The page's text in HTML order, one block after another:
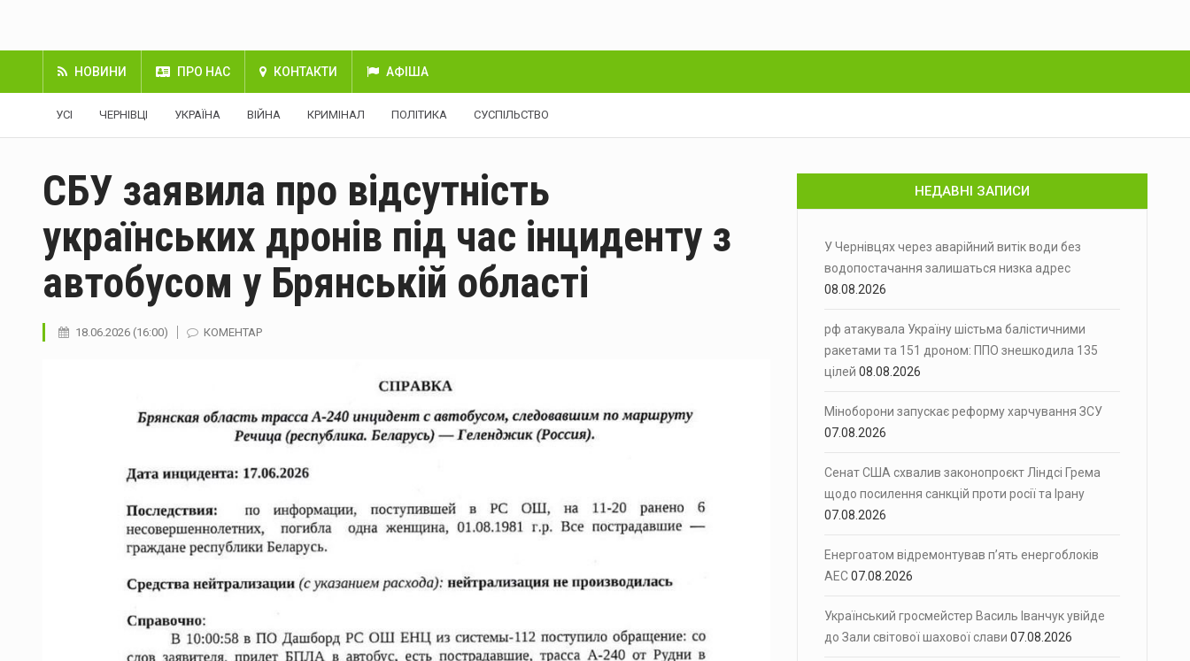
НОВИНИ ПРО НАС КОНТАКТИ АФІША
УСІ ЧЕРНІВЦІ УКРАЇНА ВІЙНА КРИМІНАЛ ПОЛІТИКА СУСПІЛЬСТВО
СБУ заявила про відсутність
українських дронів під час інциденту з
автобусом у Брянській області
18.06.2026 (16:00) КОМЕНТАР
НЕДАВНІ ЗАПИСИ
У Чернівцях через аварійний витік води без
водопостачання залишаться низка адрес
08.08.2026
рф атакувала Україну шістьма балістичними
ракетами та 151 дроном: ППО знешкодила 135
цілей 08.08.2026
Міноборони запускає реформу харчування ЗСУ
07.08.2026
Сенат США схвалив законопроєкт Ліндсі Грема
щодо посилення санкцій проти росії та Ірану
07.08.2026
Енергоатом відремонтував п’ять енергоблоків
АЕС07.08.2026
Український гросмейстер Василь Іванчук увійде
до Зали світової шахової слави 07.08.2026